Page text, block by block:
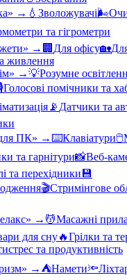
» → 💧 Зволожувачі🌬️
та гігрометри
» → 🏢 Для офісу🏡
живлення
» →💡Розумне
Голосові помічники та
📡 Датчики та
ПК» →⌨️Клавіатури🖱️
та гарнітури📸Веб-
та перехідники 💾
🎬Стримінгове
» → 💆Масажні
для сну🔥Грілки та
та продуктивність
» → ⛺Намети🔦